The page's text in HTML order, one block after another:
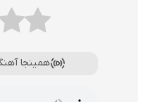
همینجا